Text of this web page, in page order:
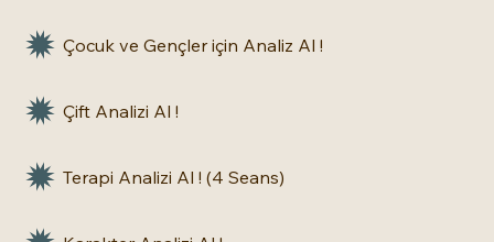
Çocuk ve Gençler için Analiz Al !
Terapi Analizi Al ! (4 Seans)
Çift Analizi Al !